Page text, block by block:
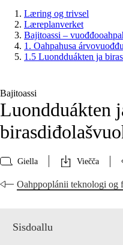
Læring og trivsel
Læreplanverket
Bajitoassi –
1. Oahpahusa árvovuođđu
1.5 Luondduákten ja
Bajitoassi
Luondduákten
Giella Viečča
Oahppoplánii teknologi og
Sisdoallu